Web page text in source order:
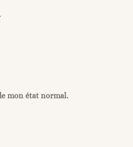
mon état normal.